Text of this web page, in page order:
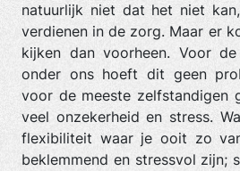
natuurlijk niet dat het niet
verdienen in de zorg. Maar er
kijken dan voorheen. Voor
onder ons hoeft dit geen
voor de meeste zelfstandigen
veel onzekerheid en stress.
flexibiliteit waar je ooit zo
beklemmend en stressvol zijn;